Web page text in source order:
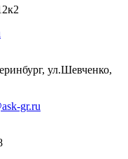
ул.Шевченко,
gr.ru